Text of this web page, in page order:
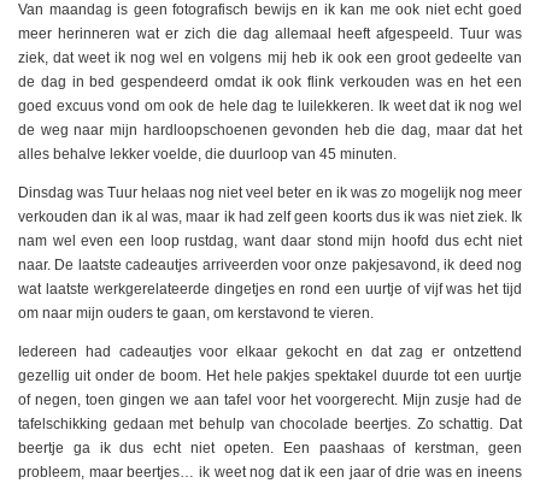
Van maandag is geen fotografisch bewijs en ik kan me ook niet echt goed
meer herinneren wat er zich die dag allemaal heeft afgespeeld. Tuur was
ziek, dat weet ik nog wel en volgens mij heb ik ook een groot gedeelte van
de dag in bed gespendeerd omdat ik ook flink verkouden was en het een
goed excuus vond om ook de hele dag te luilekkeren. Ik weet dat ik nog wel
de weg naar mijn hardloopschoenen gevonden heb die dag, maar dat het
alles behalve lekker voelde, die duurloop van 45 minuten.
Dinsdag was Tuur helaas nog niet veel beter en ik was zo mogelijk nog meer
verkouden dan ik al was, maar ik had zelf geen koorts dus ik was niet ziek. Ik
nam wel even een loop rustdag, want daar stond mijn hoofd dus echt niet
naar. De laatste cadeautjes arriveerden voor onze pakjesavond, ik deed nog
wat laatste werkgerelateerde dingetjes en rond een uurtje of vijf was het tijd
om naar mijn ouders te gaan, om kerstavond te vieren.
Iedereen had cadeautjes voor elkaar gekocht en dat zag er ontzettend
gezellig uit onder de boom. Het hele pakjes spektakel duurde tot een uurtje
of negen, toen gingen we aan tafel voor het voorgerecht. Mijn zusje had de
tafelschikking gedaan met behulp van chocolade beertjes. Zo schattig. Dat
beertje ga ik dus echt niet opeten. Een paashaas of kerstman, geen
probleem, maar beertjes… ik weet nog dat ik een jaar of drie was en ineens